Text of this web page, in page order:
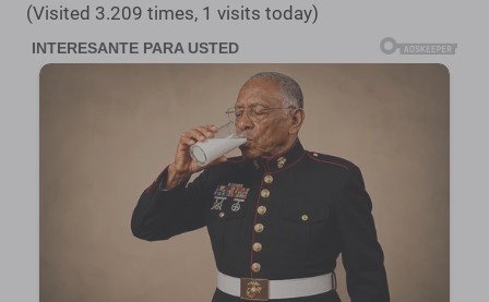
(Visited 3.209 times, 1 visits today)